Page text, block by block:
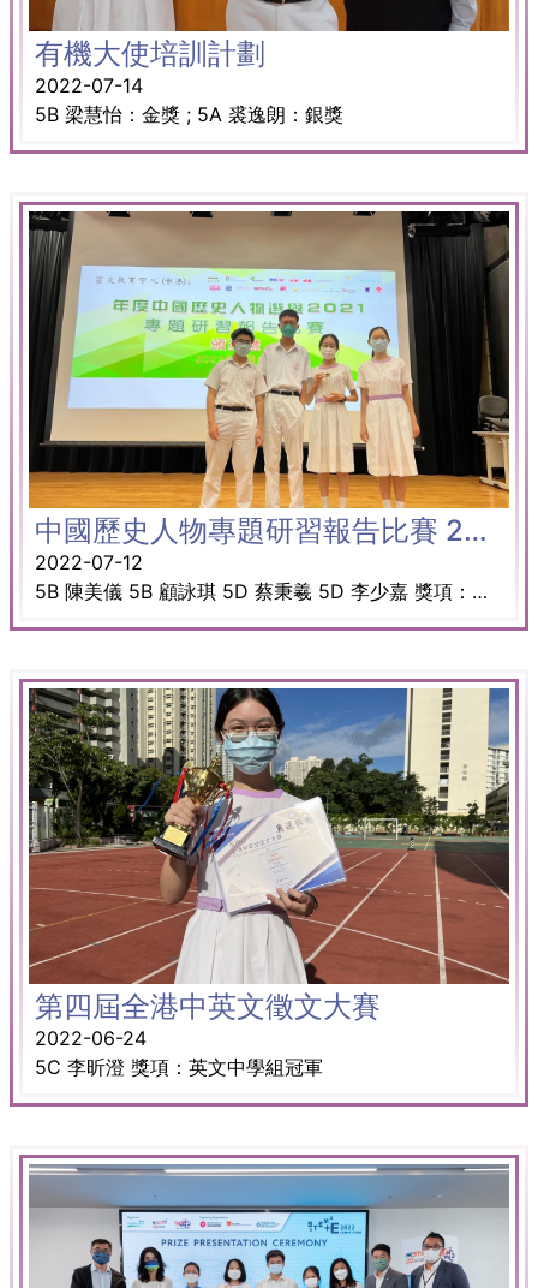
有機大使培訓計劃
2022-07-14
5B 梁慧怡：金獎 ; 5A 裘逸朗：銀獎
中國歷史人物專題研習報告比賽 2021
2022-07-12
5B 陳美儀 5B 顧詠琪 5D 蔡秉羲 5D 李少嘉 獎項：高中組亞軍
第四屆全港中英文徵文大賽
2022-06-24
5C 李昕澄 獎項：英文中學組冠軍